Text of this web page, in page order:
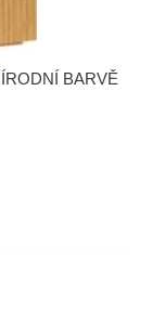
BARVĚ